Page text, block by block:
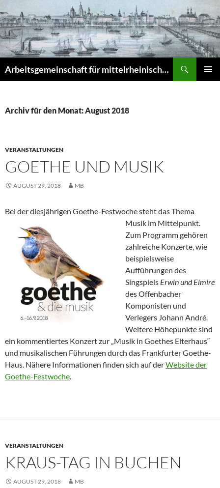
Inhalt
springen
Arbeitsgemeinschaft für mittelrheinische Musikgeschichte e.V. – Musikgeschichte am Mittelrhein (MuGeMiR)
Archiv für den Monat: August 2018
VERANSTALTUNGEN
GOETHE UND MUSIK
AUGUST 29, 2018 MB
Bei der diesjährigen Goethe-Festwoche steht das Thema
Musik im Mittelpunkt.
Zum Programm gehören
zahlreiche Konzerte, wie
beispielsweise
Aufführungen des
Singspiels Erwin und Elmire
des Offenbacher
Komponisten und
Verlegers Johann André.
Weitere Höhepunkte sind
ein kommentiertes Konzert zur „Musik in Goethes Elterhaus“
und musikalischen Führungen durch das Frankfurter Goethe-
Haus. Nähere Informationen finden sich auf derWebsite der
Goethe-Festwoche.
VERANSTALTUNGEN
KRAUS-TAG IN BUCHEN
AUGUST 29, 2018 MB